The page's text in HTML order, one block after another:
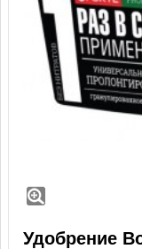
Удобрение